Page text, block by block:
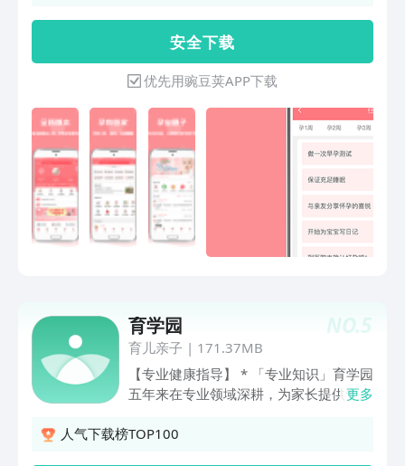
宝，2分钟可完成建档，建档后绑定就诊
卡可进行医院预约挂号，获取就诊提醒，
查看孕期检查报告等医疗服务。获取的检
查报告可直接在线提交医生免费解读或进
行在线问诊咨询。问诊咨询方式多种多
样，快速问诊，图文咨询，电话咨询，家
庭医生，医生专业的回复解决您的疑难问
题。另外，产检诊断预约在孕宝也变得简
单起来，羊膜腔穿刺术、无创DNA点击
进入即可预约。如果您的血压血糖监测记
录结果提示需要改变您的营养摄入，孕宝
清单。孕期检查内容有哪些？孕期检查项
目和时间在孕宝都可以找到。除了这些，
您甚至可以找到能不能吃，能不能做，B
超对照表，胎教故事，宝宝辅食一系列知
识。孕宝还有每天更新的热门知识，孕期
育儿知识更新从不间断。 特色知识课
安 全 下 载
优先用豌豆荚APP下载
NO.5
育学园
育儿亲子 | 171.37MB
【专业健康指导】 * 「专业知识」育学园
五年来在专业领域深耕，为家长提供专业
宝发育、喂养、辅食、早教、护理和疾病
更多
人气下载榜TOP100